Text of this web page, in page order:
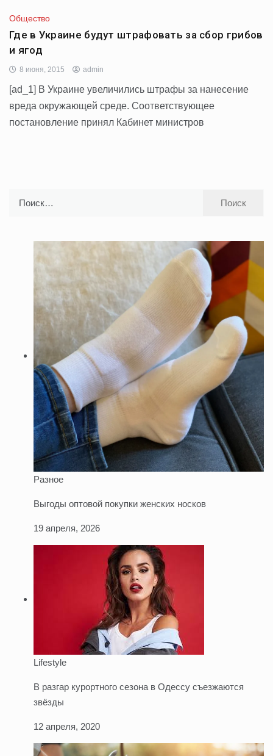
Общество
Где в Украине будут штрафовать за сбор грибов
и ягод
8 июня, 2015 admin
[ad_1] В Украине увеличились штрафы за нанесение
вреда окружающей среде. Соответствующее
постановление принял Кабинет министров
Разное
Выгоды оптовой покупки женских носков
19 апреля, 2026
Lifestyle
В разгар курортного сезона в Одессу съезжаются
звёзды
12 апреля, 2020